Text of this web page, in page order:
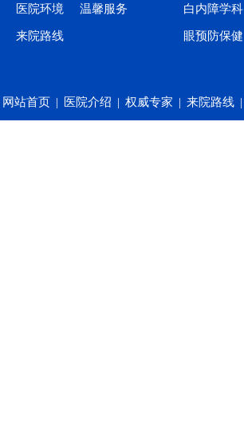
医院环境 温馨服务
来院路线
白内障学科
眼预防保健
网站首页 | 医院介绍 | 权威专家 | 来院路线 |